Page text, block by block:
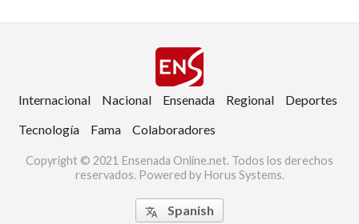
Internacional Nacional Ensenada Regional
Deportes
Tecnología
Fama Colaboradores
Copyright © 2021 Ensenada Online.net. Todos los derechos
reservados. Powered by Horus Systems.
 Spanish